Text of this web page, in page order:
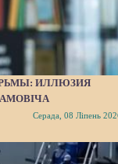
ИЛЛЮЗИЯ
Серада, 08 Ліпень